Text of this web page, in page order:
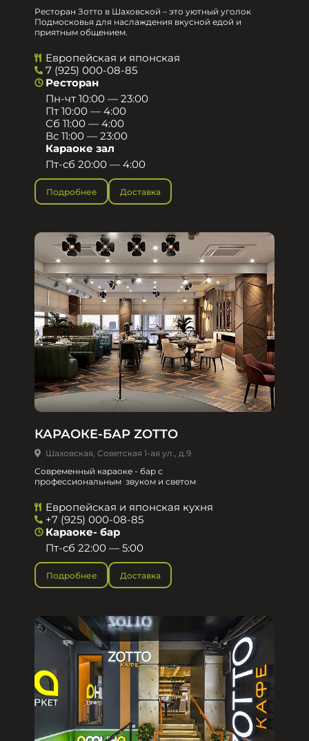
Ресторан Зотто в Шаховской – это уютный уголок
Подмосковья для наслаждения вкусной едой и
приятным общением.​
Европейская и японская
7 (925) 000-08-85
Ресторан
Пн-чт 10:00 — 23:00
Пт 10:00 — 4:00
Сб 11:00 — 4:00
Вс 11:00 — 23:00
Караоке зал
Пт-сб 20:00 — 4:00
Подробнее Доставка
КАРАОКЕ-БАР ZOTTO
Шаховская, Советская 1-ая ул., д.9
Современный караоке - бар с
профессиональным звуком и светом
Европейская и японская кухня
+7 (925) 000-08-85
Караоке- бар
Пт-сб 22:00 — 5:00
Подробнее Доставка